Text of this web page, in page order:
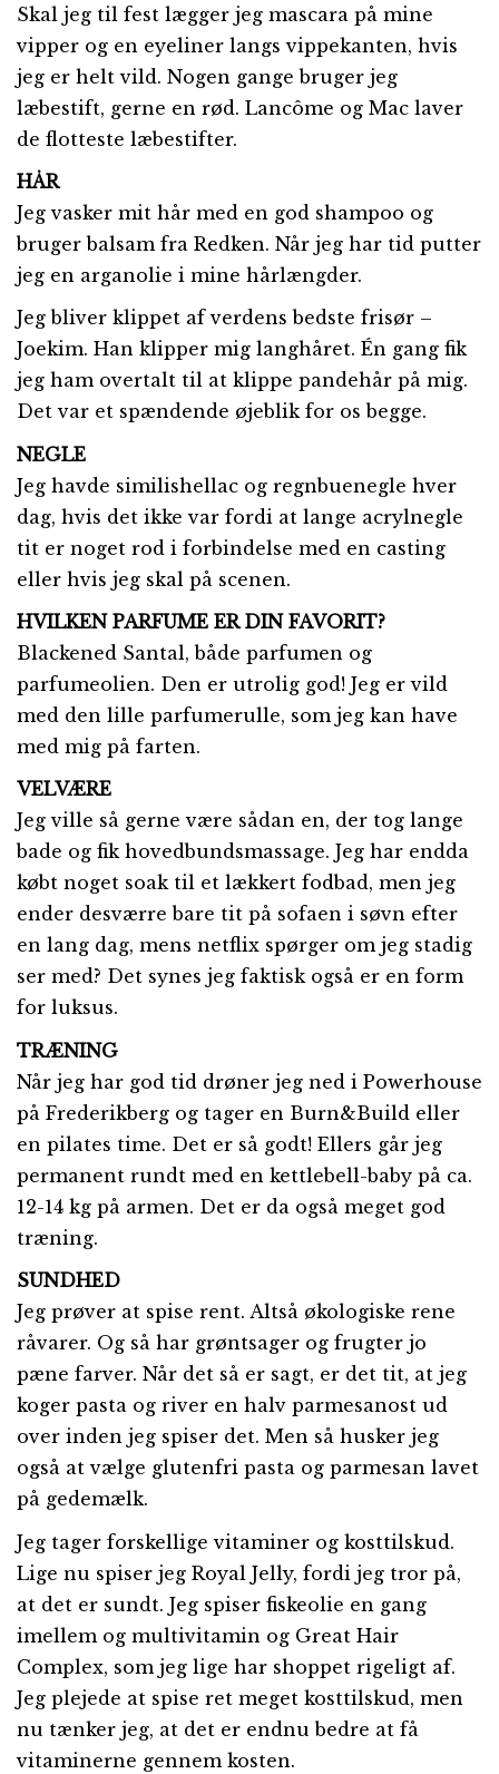
Skal jeg til fest lægger jeg mascara på mine
vipper og en eyeliner langs vippekanten, hvis
jeg er helt vild. Nogen gange bruger jeg
læbestift, gerne en rød. Lancôme og Mac laver
de flotteste læbestifter.
HÅR
Jeg vasker mit hår med en god shampoo og
bruger balsam fra Redken. Når jeg har tid putter
jeg en arganolie i mine hårlængder.
Jeg bliver klippet af verdens bedste frisør –
Joekim. Han klipper mig langhåret. Én gang fik
jeg ham overtalt til at klippe pandehår på mig.
Det var et spændende øjeblik for os begge.
NEGLE
Jeg havde similishellac og regnbuenegle hver
dag, hvis det ikke var fordi at lange acrylnegle
tit er noget rod i forbindelse med en casting
eller hvis jeg skal på scenen.
HVILKEN PARFUME ER DIN FAVORIT?
Blackened Santal, både parfumen og
parfumeolien. Den er utrolig god! Jeg er vild
med den lille parfumerulle, som jeg kan have
med mig på farten.
VELVÆRE
Jeg ville så gerne være sådan en, der tog lange
bade og fik hovedbundsmassage. Jeg har endda
købt noget soak til et lækkert fodbad, men jeg
ender desværre bare tit på sofaen i søvn efter
en lang dag, mens netflix spørger om jeg stadig
ser med? Det synes jeg faktisk også er en form
for luksus.
TRÆNING
Når jeg har god tid drøner jeg ned i Powerhouse
på Frederikberg og tager en Burn&Build eller
en pilates time. Det er så godt! Ellers går jeg
permanent rundt med en kettlebell-baby på ca.
12-14 kg på armen. Det er da også meget god
træning.
SUNDHED
Jeg prøver at spise rent. Altså økologiske rene
råvarer. Og så har grøntsager og frugter jo
pæne farver. Når det så er sagt, er det tit, at jeg
koger pasta og river en halv parmesanost ud
over inden jeg spiser det. Men så husker jeg
også at vælge glutenfri pasta og parmesan lavet
på gedemælk.
Jeg tager forskellige vitaminer og kosttilskud.
Lige nu spiser jeg Royal Jelly, fordi jeg tror på,
at det er sundt. Jeg spiser fiskeolie en gang
imellem og multivitamin og Great Hair
Complex, som jeg lige har shoppet rigeligt af.
Jeg plejede at spise ret meget kosttilskud, men
nu tænker jeg, at det er endnu bedre at få
vitaminerne gennem kosten.